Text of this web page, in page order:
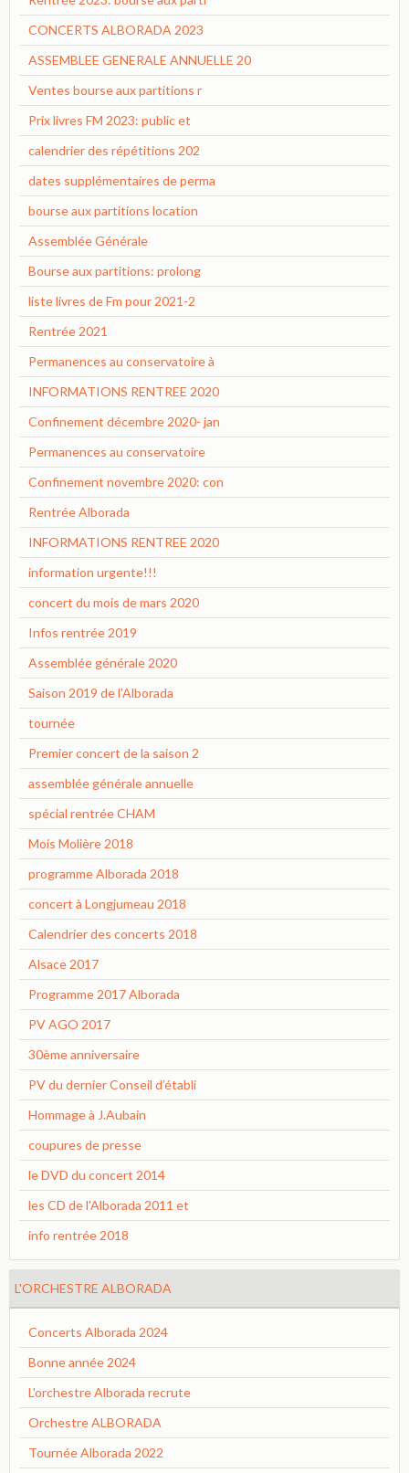
CONCERTS ALBORADA 2023
ASSEMBLEE GENERALE ANNUELLE 20
Ventes bourse aux partitions r
Prix livres FM 2023: public et
calendrier des répétitions 202
dates supplémentaires de perma
bourse aux partitions location
Assemblée Générale
Bourse aux partitions: prolong
liste livres de Fm pour 2021-2
Rentrée 2021
Permanences au conservatoire à
INFORMATIONS RENTREE 2020
Confinement décembre 2020- jan
Permanences au conservatoire
Confinement novembre 2020: con
Rentrée Alborada
INFORMATIONS RENTREE 2020
information urgente!!!
concert du mois de mars 2020
Infos rentrée 2019
Assemblée générale 2020
Saison 2019 de l'Alborada
tournée
Premier concert de la saison 2
assemblée générale annuelle
spécial rentrée CHAM
Mois Molière 2018
programme Alborada 2018
concert à Longjumeau 2018
Calendrier des concerts 2018
Alsace 2017
Programme 2017 Alborada
PV AGO 2017
30ème anniversaire
PV du dernier Conseil d’établi
Hommage à J.Aubain
coupures de presse
le DVD du concert 2014
les CD de l'Alborada 2011 et
info rentrée 2018
L'ORCHESTRE ALBORADA
Concerts Alborada 2024
Bonne année 2024
L'orchestre Alborada recrute
Orchestre ALBORADA
Tournée Alborada 2022